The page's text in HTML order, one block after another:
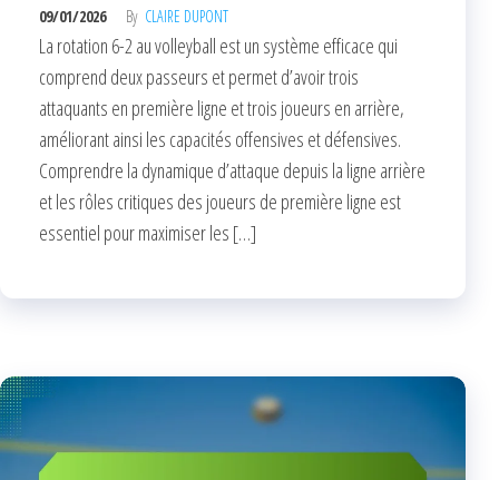
09/01/2026 By CLAIRE DUPONT
La rotation 6-2 au volleyball est un système efficace qui
comprend deux passeurs et permet d’avoir trois
attaquants en première ligne et trois joueurs en arrière,
améliorant ainsi les capacités offensives et défensives.
Comprendre la dynamique d’attaque depuis la ligne arrière
et les rôles critiques des joueurs de première ligne est
essentiel pour maximiser les […]